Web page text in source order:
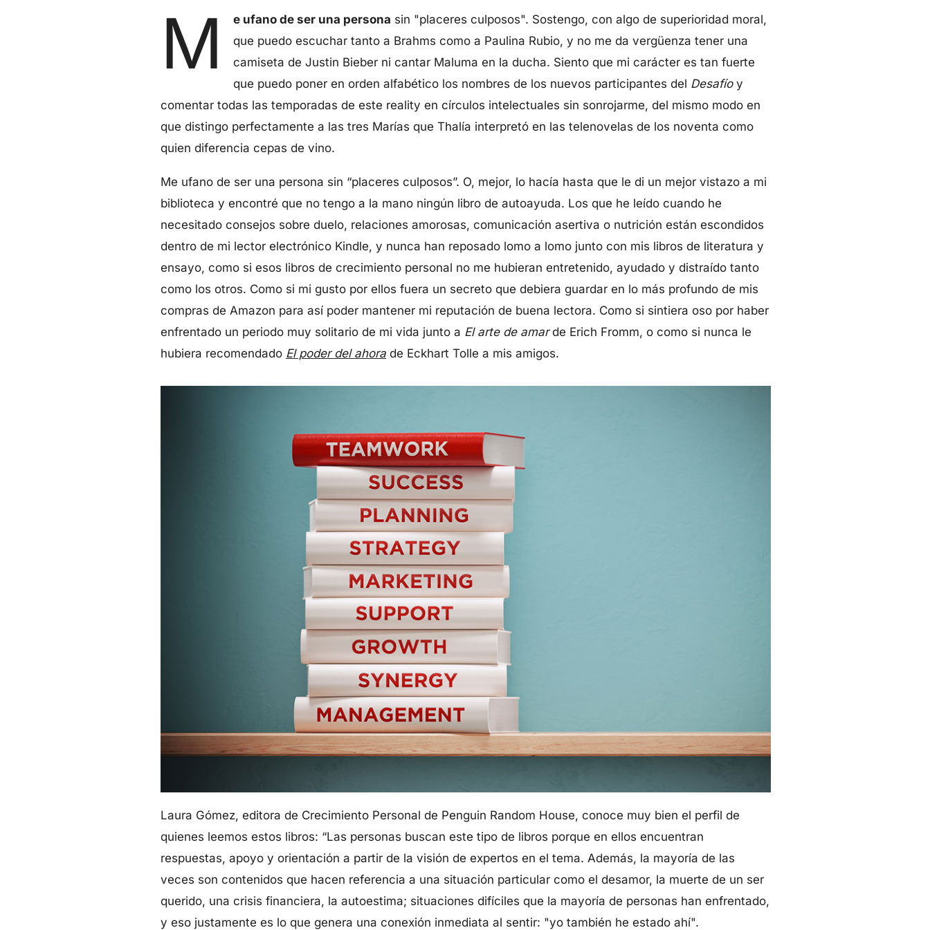
M e ufano de ser una persona sin "placeres culposos". Sostengo, con algo de superioridad moral,
que puedo escuchar tanto a Brahms como a Paulina Rubio, y no me da vergüenza tener una
camiseta de Justin Bieber ni cantar Maluma en la ducha. Siento que mi carácter es tan fuerte
que puedo poner en orden alfabético los nombres de los nuevos participantes del Desafíoy
comentar todas las temporadas de este reality en círculos intelectuales sin sonrojarme, del mismo modo en
que distingo perfectamente a las tres Marías que Thalía interpretó en las telenovelas de los noventa como
quien diferencia cepas de vino.
Me ufano de ser una persona sin “placeres culposos”. O, mejor, lo hacía hasta que le di un mejor vistazo a mi
biblioteca y encontré que no tengo a la mano ningún libro de autoayuda. Los que he leído cuando he
necesitado consejos sobre duelo, relaciones amorosas, comunicación asertiva o nutrición están escondidos
dentro de mi lector electrónico Kindle, y nunca han reposado lomo a lomo junto con mis libros de literatura y
ensayo, como si esos libros de crecimiento personal no me hubieran entretenido, ayudado y distraído tanto
como los otros. Como si mi gusto por ellos fuera un secreto que debiera guardar en lo más profundo de mis
compras de Amazon para así poder mantener mi reputación de buena lectora. Como si sintiera oso por haber
enfrentado un periodo muy solitario de mi vida junto a El arte de amarde Erich Fromm, o como si nunca le
hubiera recomendado El poder del ahora de Eckhart Tolle a mis amigos.
Laura Gómez, editora de Crecimiento Personal de Penguin Random House, conoce muy bien el perfil de
quienes leemos estos libros: “Las personas buscan este tipo de libros porque en ellos encuentran
respuestas, apoyo y orientación a partir de la visión de expertos en el tema. Además, la mayoría de las
veces son contenidos que hacen referencia a una situación particular como el desamor, la muerte de un ser
querido, una crisis financiera, la autoestima; situaciones difíciles que la mayoría de personas han enfrentado,
y eso justamente es lo que genera una conexión inmediata al sentir: "yo también he estado ahí".